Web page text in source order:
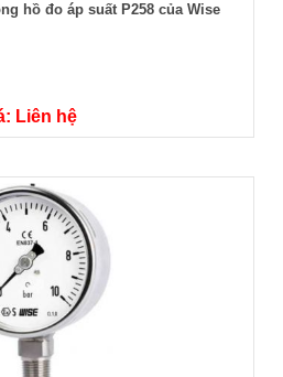
hồ đo áp suất P258 của Wise
Liên hệ